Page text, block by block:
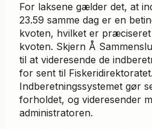
For laksene gælder det, at
23.59 samme dag er en
kvoten, hvilket er
kvoten. Skjern Å
til at videresende de
for sent til Fiskeridirektoratet.
Indberetningssystemet gør
forholdet, og videresender
administratoren.